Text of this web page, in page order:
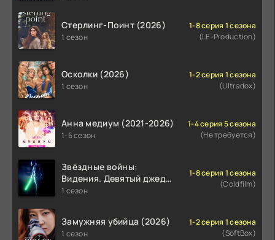
Стерлинг-Поинт (2026)
1 сезон
1-8 серия 1 сезона
(LE-Production)
Осколки (2026)
1 сезон
1-2 серия 1 сезона
(Ultradox)
Анна медиум (2021-2026)
1-5 сезон
1-4 серия 5 сезона
(Не требуется)
Звёздные войны:
Видения. Девятый джедай
(2026)
1 сезон
1-8 серия 1 сезона
(Coldfilm)
Замужняя убийца (2026)
1 сезон
1-2 серия 1 сезона
(SoftBox)